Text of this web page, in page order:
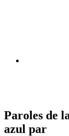
Paroles de
azul par